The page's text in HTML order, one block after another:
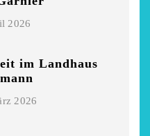
2026
im Landhaus
2026